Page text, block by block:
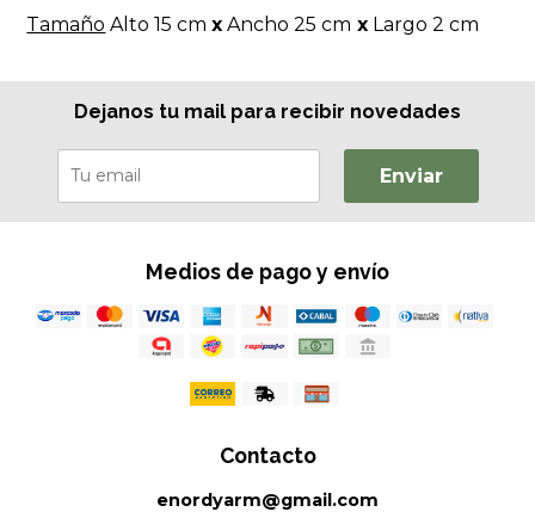
Tamaño Alto 15 cmx Ancho 25 cm x Largo 2 cm
Dejanos tu mail para recibir novedades
Enviar
Medios de pago y envío
Contacto
enordyarm@gmail.com